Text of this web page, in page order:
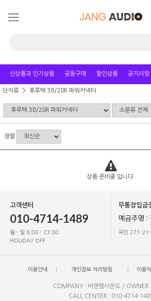
신상품과 인기상품 공동구매 할인상품 공지사항
단자류 후루텍 38/28R 파워커넥터
정렬
상품 준비중 입니다.
고객센터
010-4714-1489
월 - 일 8:00 - 23:00
HOLIDAY OFF
무통장입금
예금주명 :
국민 271-
이용안내 개인정보 처리방침 이용
COMPANY : 비앤엠사운드 / OWNER
CALL CENTER : 010-4714-